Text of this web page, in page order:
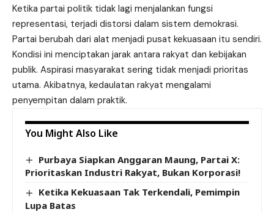
Ketika partai politik tidak lagi menjalankan fungsi
representasi, terjadi distorsi dalam sistem demokrasi.
Partai berubah dari alat menjadi pusat kekuasaan itu sendiri.
Kondisi ini menciptakan jarak antara rakyat dan kebijakan
publik. Aspirasi masyarakat sering tidak menjadi prioritas
utama. Akibatnya, kedaulatan rakyat mengalami
penyempitan dalam praktik.
You Might Also Like
Purbaya Siapkan Anggaran Maung, Partai X:
Prioritaskan Industri Rakyat, Bukan Korporasi!
Ketika Kekuasaan Tak Terkendali, Pemimpin
Lupa Batas